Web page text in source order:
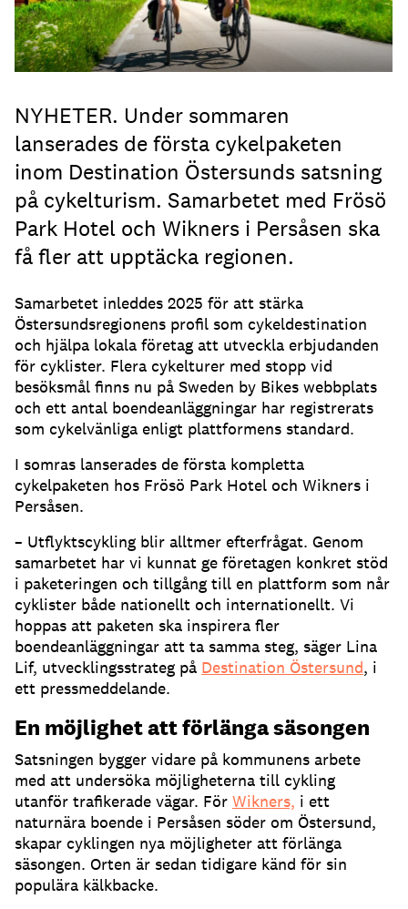
NYHETER. Under sommaren
lanserades de första cykelpaketen
inom Destination Östersunds satsning
på cykelturism. Samarbetet med Frösö
Park Hotel och Wikners i Persåsen ska
få fler att upptäcka regionen.
Samarbetet inleddes 2025 för att stärka
Östersundsregionens profil som cykeldestination
och hjälpa lokala företag att utveckla erbjudanden
för cyklister. Flera cykelturer med stopp vid
besöksmål finns nu på Sweden by Bikes webbplats
och ett antal boendeanläggningar har registrerats
som cykelvänliga enligt plattformens standard.
I somras lanserades de första kompletta
cykelpaketen hos Frösö Park Hotel och Wikners i
Persåsen.
– Utflyktscykling blir alltmer efterfrågat. Genom
samarbetet har vi kunnat ge företagen konkret stöd
i paketeringen och tillgång till en plattform som når
cyklister både nationellt och internationellt. Vi
hoppas att paketen ska inspirera fler
boendeanläggningar att ta samma steg, säger Lina
Lif, utvecklingsstrateg på Destination Östersund, i
ett pressmeddelande.
En möjlighet att förlänga säsongen
Satsningen bygger vidare på kommunens arbete
med att undersöka möjligheterna till cykling
utanför trafikerade vägar. För Wikners, i ett
naturnära boende i Persåsen söder om Östersund,
skapar cyklingen nya möjligheter att förlänga
säsongen. Orten är sedan tidigare känd för sin
populära kälkbacke.